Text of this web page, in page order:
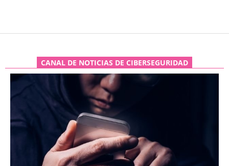
CANAL DE NOTICIAS DE CIBERSEGURIDAD